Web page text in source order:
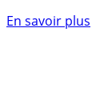
En savoir plus